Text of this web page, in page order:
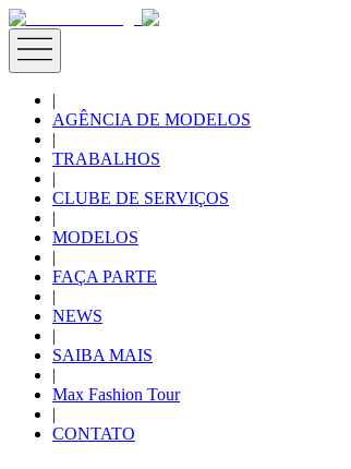
|
AGÊNCIA DE MODELOS
|
TRABALHOS
|
CLUBE DE SERVIÇOS
|
MODELOS
|
FAÇA PARTE
|
NEWS
|
SAIBA MAIS
|
Max Fashion Tour
|
CONTATO